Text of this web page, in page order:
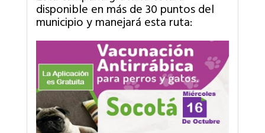
disponible en más de 30 puntos del
municipio y manejará esta ruta: